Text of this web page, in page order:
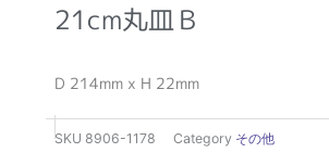
21cm丸皿Ｂ
D 214mm x H 22mm
SKU 8906-1178 Category その他